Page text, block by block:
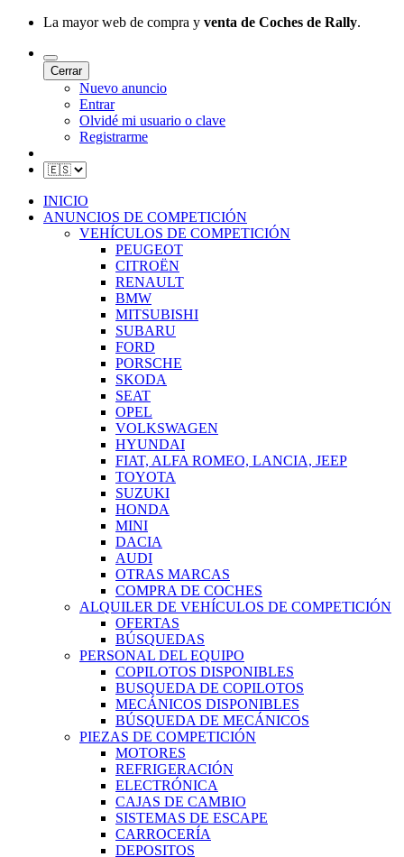
La mayor web de compra y venta de Coches de Rally.
Cerrar
Nuevo anuncio
Entrar
Olvidé mi usuario o clave
Registrarme
INICIO
ANUNCIOS DE COMPETICIÓN
VEHÍCULOS DE COMPETICIÓN
PEUGEOT
CITROËN
RENAULT
BMW
MITSUBISHI
SUBARU
FORD
PORSCHE
SKODA
SEAT
OPEL
VOLKSWAGEN
HYUNDAI
FIAT, ALFA ROMEO, LANCIA, JEEP
TOYOTA
SUZUKI
HONDA
MINI
DACIA
AUDI
OTRAS MARCAS
COMPRA DE COCHES
ALQUILER DE VEHÍCULOS DE COMPETICIÓN
OFERTAS
BÚSQUEDAS
PERSONAL DEL EQUIPO
COPILOTOS DISPONIBLES
BUSQUEDA DE COPILOTOS
MECÁNICOS DISPONIBLES
BÚSQUEDA DE MECÁNICOS
PIEZAS DE COMPETICIÓN
MOTORES
REFRIGERACIÓN
ELECTRÓNICA
CAJAS DE CAMBIO
SISTEMAS DE ESCAPE
CARROCERÍA
DEPOSITOS